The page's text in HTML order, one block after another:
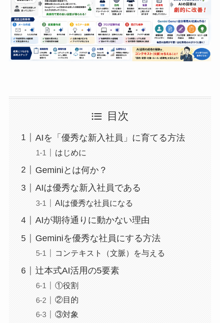
目次
AIを「優秀な新入社員」に育てる方法
はじめに
Geminiとは何か？
AIは優秀な新入社員である
AIは優秀な社員になる
AIが期待通りに動かない理由
Geminiを優秀な社員にする方法
コンテキスト（文脈）を与える
辻本式AI活用の5要素
①役割
②目的
③対象